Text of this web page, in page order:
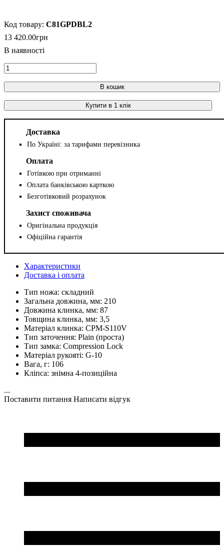
C81GPDBL2
13 420.00грн
В кошик
Купити в 1 клік
Доставка
По Україні: за тарифами перевізника
Оплата
Готівкою при отриманні
Оплата банківською карткою
Безготівковий розрахунок
Захист споживача
Оригінальна продукція
Офіційна гарантія
Характеристики
Доставка і оплата
Тип ножа: складний
Загальна довжина, мм: 210
Довжина клинка, мм: 87
Товщина клинка, мм: 3,5
Матеріал клинка: CPM-S110V
Тип заточення: Plain (проста)
Тип замка: Compression Lock
Матеріал рукояті: G-10
Вага, г: 106
Кліпса: знімна 4-позиційна
...
Поставити питання Написати відгук